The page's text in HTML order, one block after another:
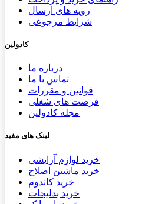
رویه های ارسال
شرایط مرجوعی
کادولین
درباره ما
تماس با ما
قوانین و مقررات
فرصت های شغلی
مجله کادولین
لینک های مفید
خرید لوازم آرایشی
خرید ماشین اصلاح
خرید کاندوم
خرید بدلیجات